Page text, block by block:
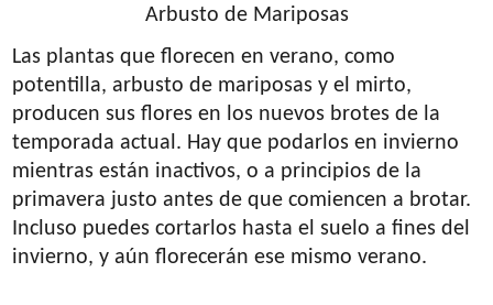
Arbusto de Mariposas
Las plantas que florecen en verano, como
potentilla, arbusto de mariposas y el mirto,
producen sus flores en los nuevos brotes de la
temporada actual. Hay que podarlos en invierno
mientras están inactivos, o a principios de la
primavera justo antes de que comiencen a brotar.
Incluso puedes cortarlos hasta el suelo a fines del
invierno, y aún florecerán ese mismo verano.